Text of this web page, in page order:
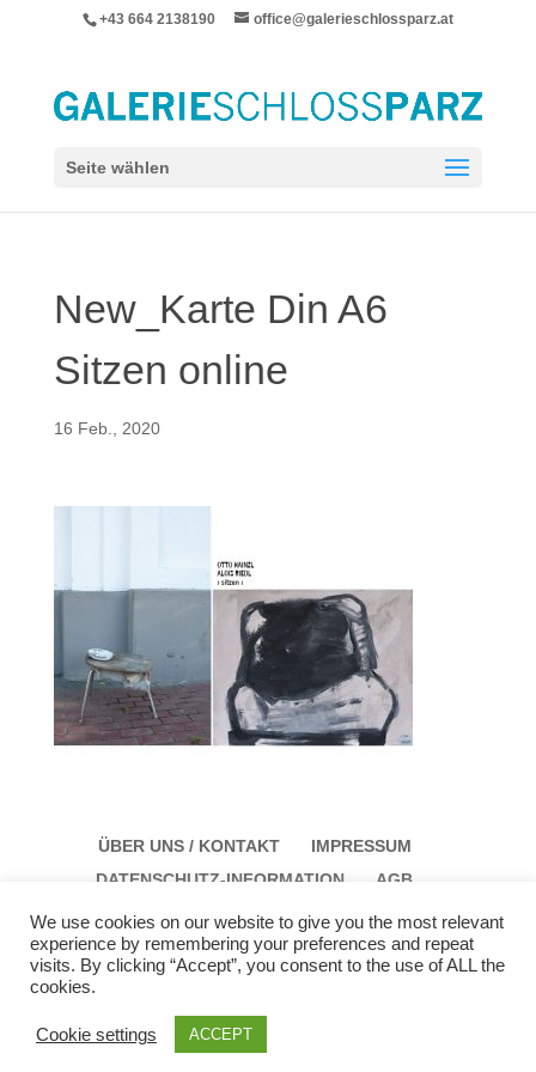
+43 664 2138190 office@galerieschlossparz.at
Seite wählen
New_Karte Din A6
Sitzen online
16 Feb., 2020
ÜBER UNS / KONTAKT
IMPRESSUM
DATENSCHUTZ-INFORMATION
AGB
Öffungszeiten: Sonntag: 14:00 bis 17:00 Montag:
12:00 bis 15:00
We use cookies on our website to give you the most relevant
experience by remembering your preferences and repeat
visits. By clicking “Accept”, you consent to the use of ALL the
cookies.
Cookie settings ACCEPT